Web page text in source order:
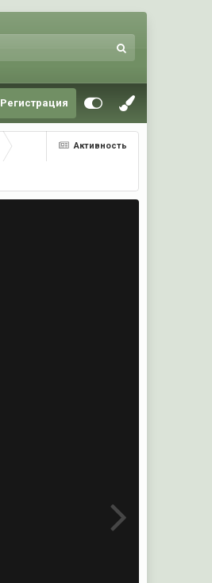
Регистрация
Активность